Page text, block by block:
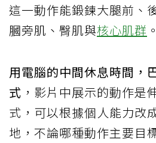
這一動作能鍛鍊大腿前、
膕旁肌、臀肌與核心肌群 。
用電腦的中間休息時間，
式 ，影片中展示的動作是
式，可以根據個人能力改
地，不論哪種動作主要目